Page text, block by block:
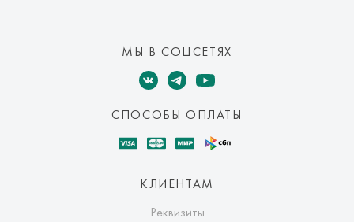
МЫ В СОЦСЕТЯХ
СПОСОБЫ ОПЛАТЫ
КЛИЕНТАМ
Реквизиты